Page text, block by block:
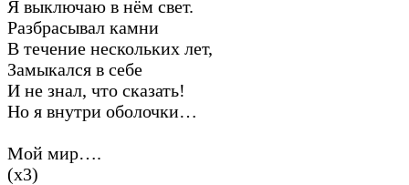
Я выключаю в нём свет.
Разбрасывал камни
В течение нескольких лет,
Замыкался в себе
И не знал, что сказать!
Но я внутри оболочки…
Мой мир….
(х3)